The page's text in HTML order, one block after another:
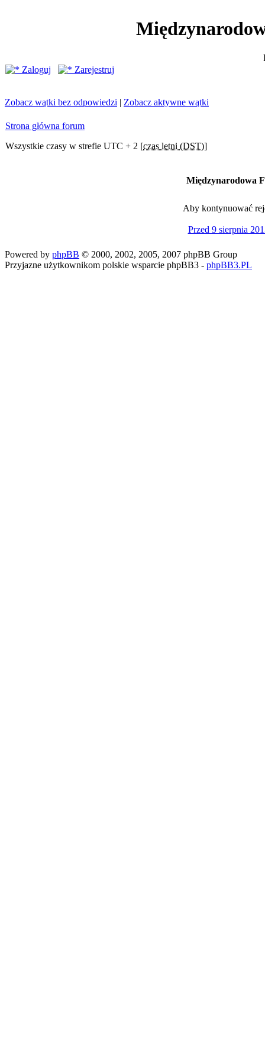
Zaloguj
Zarejestruj
Zobacz wątki bez odpowiedzi | Zobacz aktywne wątki
Strona główna forum
Wszystkie czasy w strefie UTC + 2 [czas letni (DST)]
Międzynarodowa
Aby kontynuować
Przed 9 sierpnia
Powered by phpBB © 2000, 2002, 2005, 2007 phpBB Group
Przyjazne użytkownikom polskie wsparcie phpBB3 - phpBB3.PL